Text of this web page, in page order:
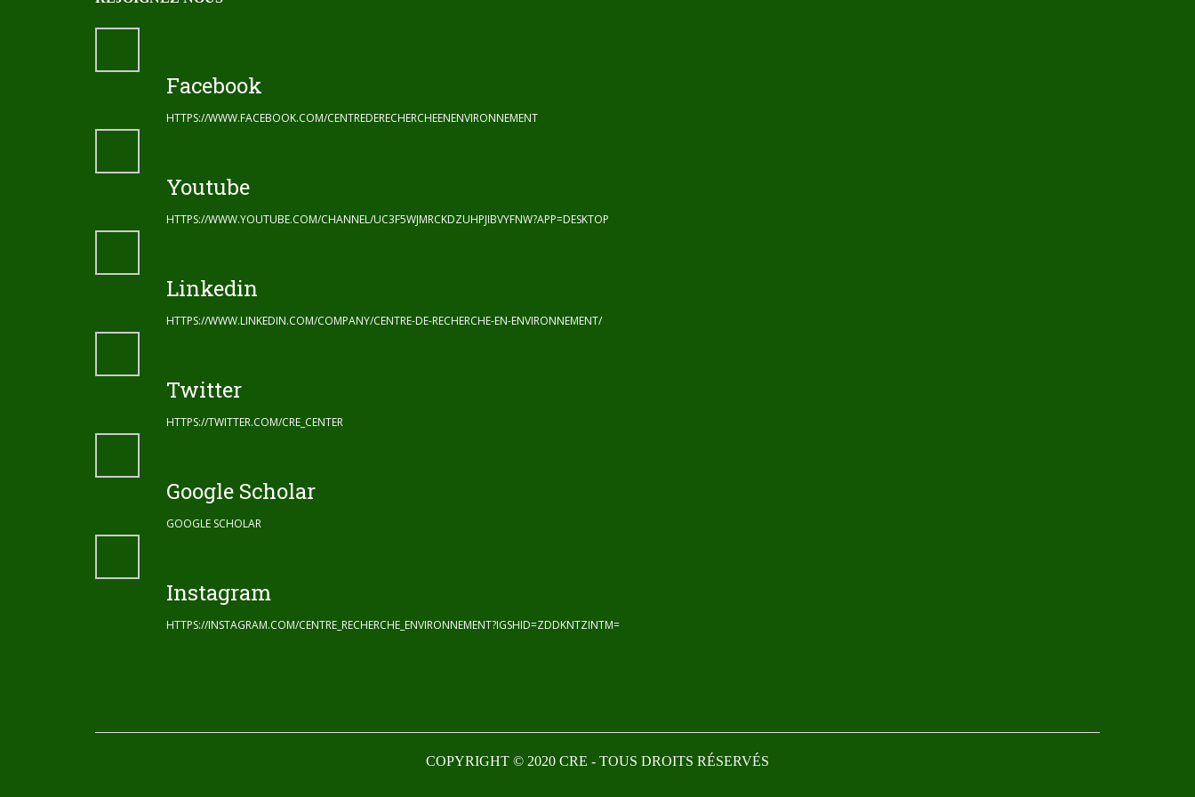
Facebook
HTTPS://WWW.FACEBOOK.COM/CENTREDERECHERCHEENENVIRONNEMENT
Youtube
HTTPS://WWW.YOUTUBE.COM/CHANNEL/UC3F5WJMRCKDZUHPJIBVYFNW?APP=DESKTOP
Linkedin
HTTPS://WWW.LINKEDIN.COM/COMPANY/CENTRE-DE-RECHERCHE-EN-ENVIRONNEMENT/
Twitter
HTTPS://TWITTER.COM/CRE_CENTER
Google Scholar
GOOGLE SCHOLAR
Instagram
HTTPS://INSTAGRAM.COM/CENTRE_RECHERCHE_ENVIRONNEMENT?IGSHID=ZDDKNTZINTM=
COPYRIGHT © 2020 CRE - TOUS DROITS RÉSERVÉS